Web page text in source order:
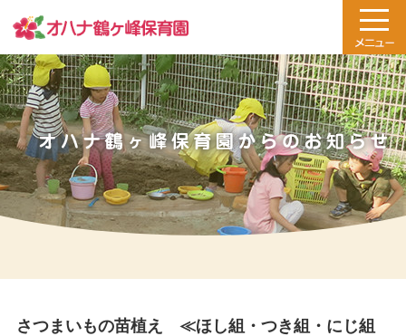
さつまいもの苗植え ≪ほし組・つき組・にじ組